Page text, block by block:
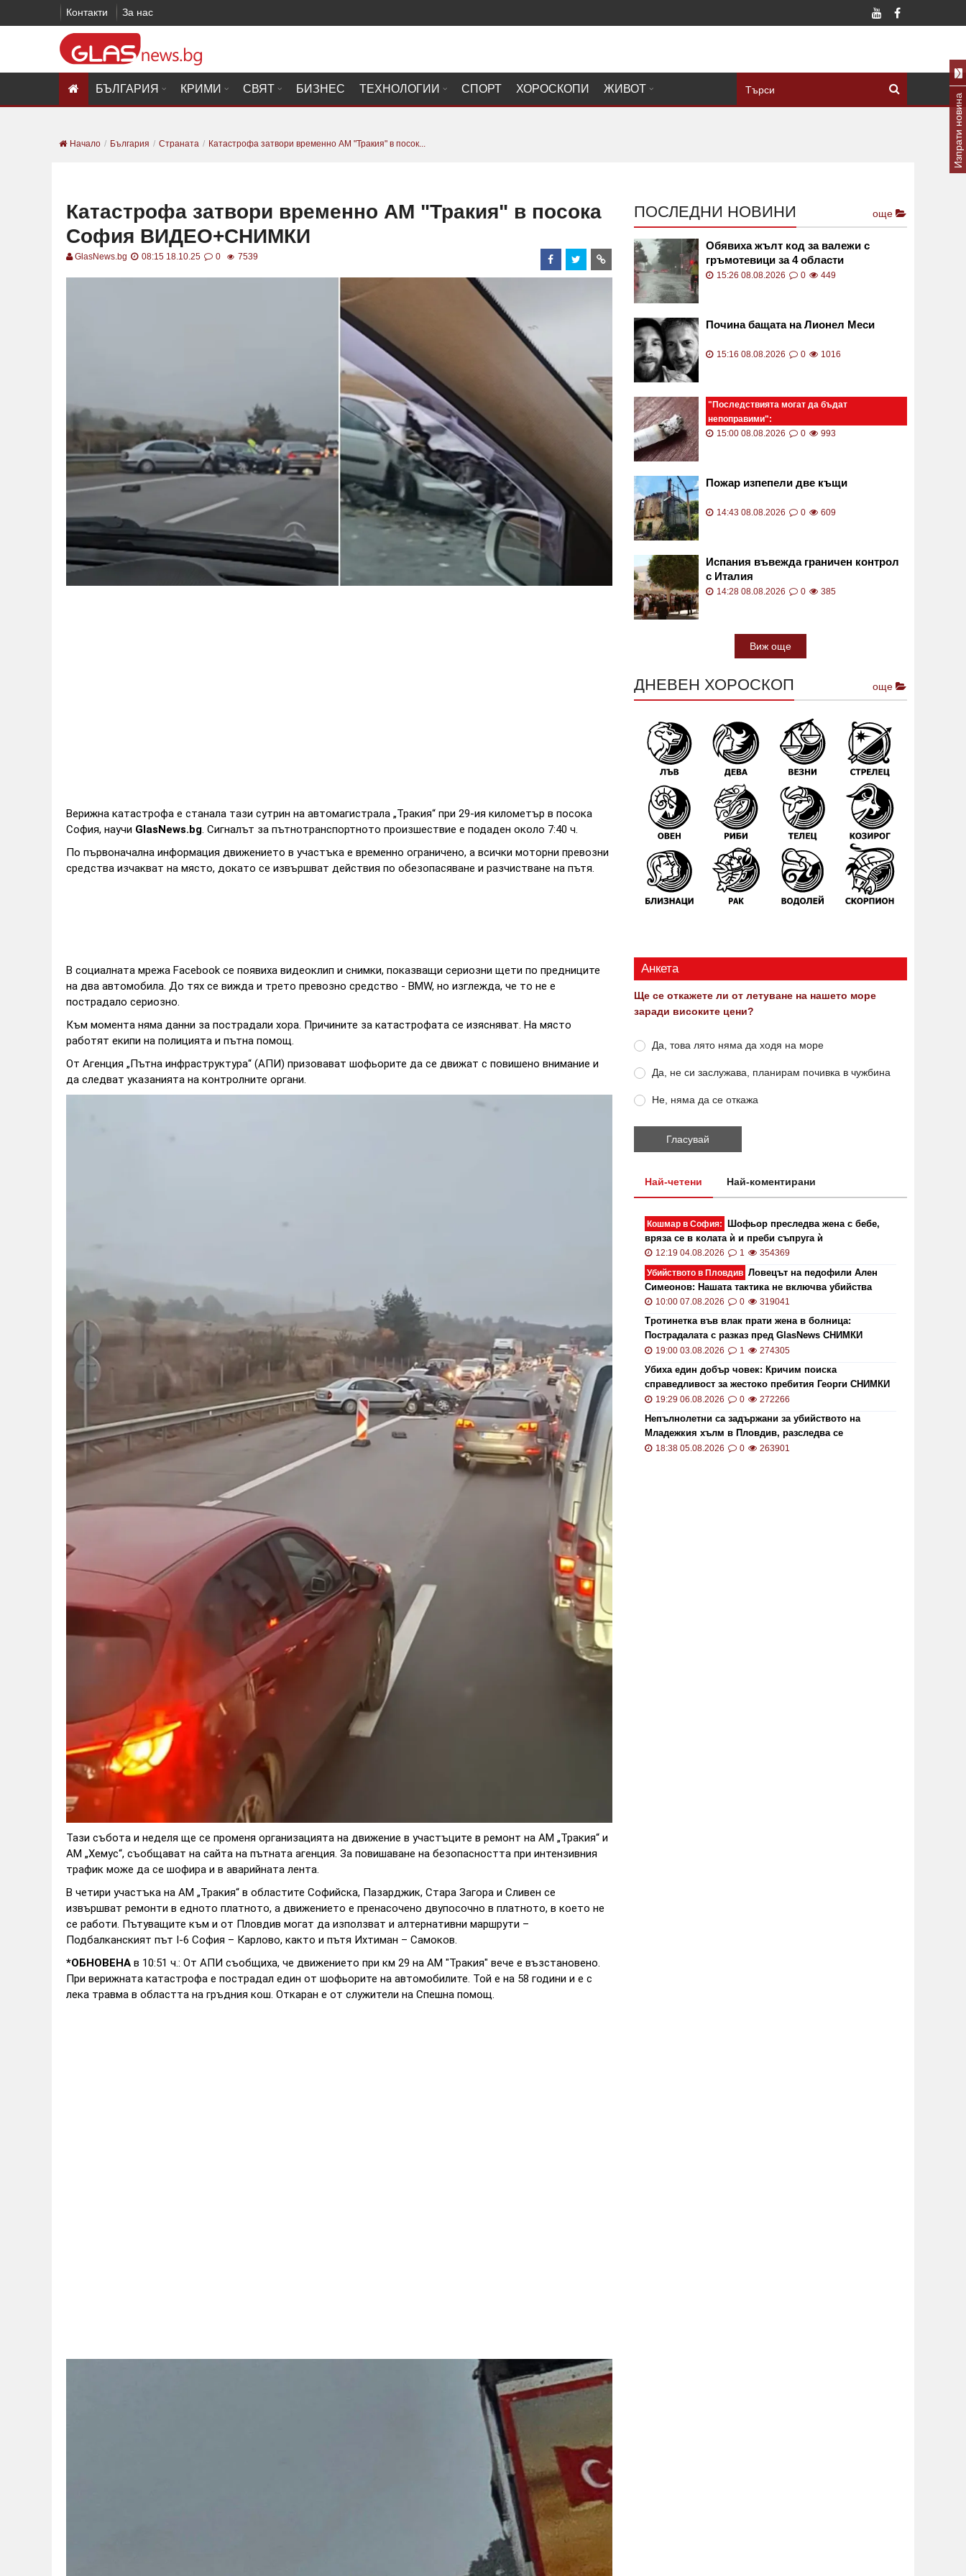
Контакти За нас
БЪЛГАРИЯ КРИМИ СВЯТ БИЗНЕС ТЕХНОЛОГИИ СПОРТ ХОРОСКОПИ ЖИВОТ
Начало България Страната Катастрофа затвори временно АМ "Тракия" в посок...
Катастрофа затвори временно АМ "Тракия" в посока
София ВИДЕО+СНИМКИ
GlasNews.bg 08:15 18.10.25 0 7539
Верижна катастрофа е станала тази сутрин на автомагистрала „Тракия“ при 29-ия километър в посока
София, научи GlasNews.bg. Сигналът за пътнотранспортното произшествие е подаден около 7:40 ч.
По първоначална информация движението в участъка е временно ограничено, а всички моторни превозни
средства изчакват на място, докато се извършват действия по обезопасяване и разчистване на пътя.
В социалната мрежа Facebook се появиха видеоклип и снимки, показващи сериозни щети по предниците
на два автомобила. До тях се вижда и трето превозно средство - BMW, но изглежда, че то не е
пострадало сериозно.
Към момента няма данни за пострадали хора. Причините за катастрофата се изясняват. На място
работят екипи на полицията и пътна помощ.
От Агенция „Пътна инфраструктура“ (АПИ) призовават шофьорите да се движат с повишено внимание и
да следват указанията на контролните органи.
Тази събота и неделя ще се променя организацията на движение в участъците в ремонт на АМ „Тракия“ и
АМ „Хемус“, съобщават на сайта на пътната агенция. За повишаване на безопасността при интензивния
трафик може да се шофира и в аварийната лента.
В четири участъка на АМ „Тракия“ в областите Софийска, Пазарджик, Стара Загора и Сливен се
извършват ремонти в едното платното, а движението е пренасочено двупосочно в платното, в което не
се работи. Пътуващите към и от Пловдив могат да използват и алтернативни маршрути –
Подбалканският път I-6 София – Карлово, както и пътя Ихтиман – Самоков.
*ОБНОВЕНА в 10:51 ч.: От АПИ съобщиха, че движението при км 29 на АМ "Тракия" вече е възстановено.
При верижната катастрофа е пострадал един от шофьорите на автомобилите. Той е на 58 години и е с
лека травма в областта на гръдния кош. Откаран е от служители на Спешна помощ.
ПОСЛЕДНИ НОВИНИ още
Обявиха жълт код за валежи с
гръмотевици за 4 области
15:26 08.08.2026 0 449
Почина бащата на Лионел Меси
15:16 08.08.2026 0 1016
"Последствията могат да бъдат
непоправими":
Незагасен фас падна върху количка с
15:00 08.08.2026 0 993
Пожар изпепели две къщи
14:43 08.08.2026 0 609
Испания въвежда граничен контрол
с Италия
14:28 08.08.2026 0 385
Виж още
ДНЕВЕН ХОРОСКОП още
Анкета
Ще се откажете ли от летуване на нашето море
заради високите цени?
Да, това лято няма да ходя на море
Да, не си заслужава, планирам почивка в чужбина
Не, няма да се откажа
Най-четени Най-коментирани
Кошмар в София:
Шофьор преследва жена с бебе,
вряза се в колата ѝ и преби съпруга ѝ
12:19 04.08.2026 1
354369
Убийството в Пловдив Ловецът на педофили Ален
Симеонов: Нашата тактика не включва убийства
10:00 07.08.2026 0 319041
Тротинетка във влак прати жена в болница:
Пострадалата с разказ пред GlasNews СНИМКИ
19:00 03.08.2026 1 274305
Убиха един добър човек: Кричим поиска
справедливост за жестоко пребития Георги СНИМКИ
и ВИДЕО
19:29 06.08.2026 0 272266
Непълнолетни са задържани за убийството на
Младежкия хълм в Пловдив, разследва се
хомофобски мотив
18:38 05.08.2026 0 263901
Изпрати новина